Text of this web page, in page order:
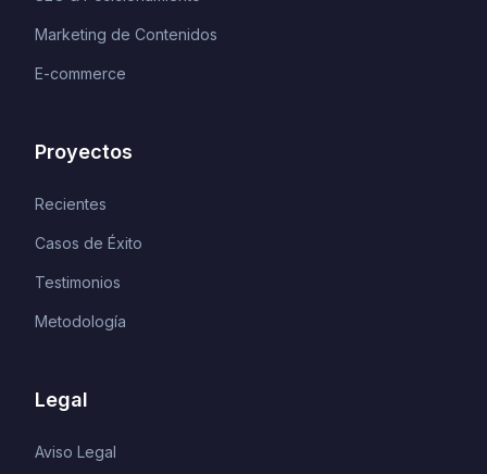
Marketing de Contenidos
E-commerce
Proyectos
Recientes
Casos de Éxito
Testimonios
Metodología
Legal
Aviso Legal